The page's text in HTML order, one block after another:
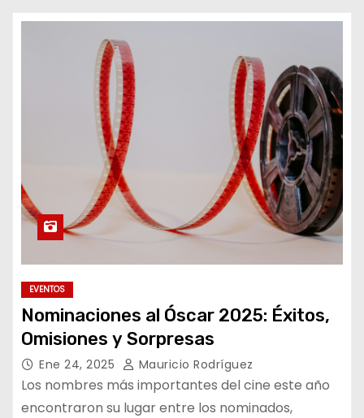
EVENTOS
Nominaciones al Óscar 2025: Éxitos,
Omisiones y Sorpresas
Ene 24, 2025 Mauricio Rodríguez
Los nombres más importantes del cine este año
encontraron su lugar entre los nominados,